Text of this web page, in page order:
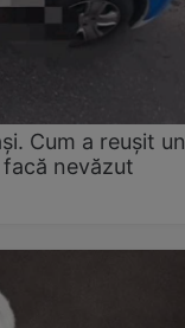
Cum a reușit un
nevăzut